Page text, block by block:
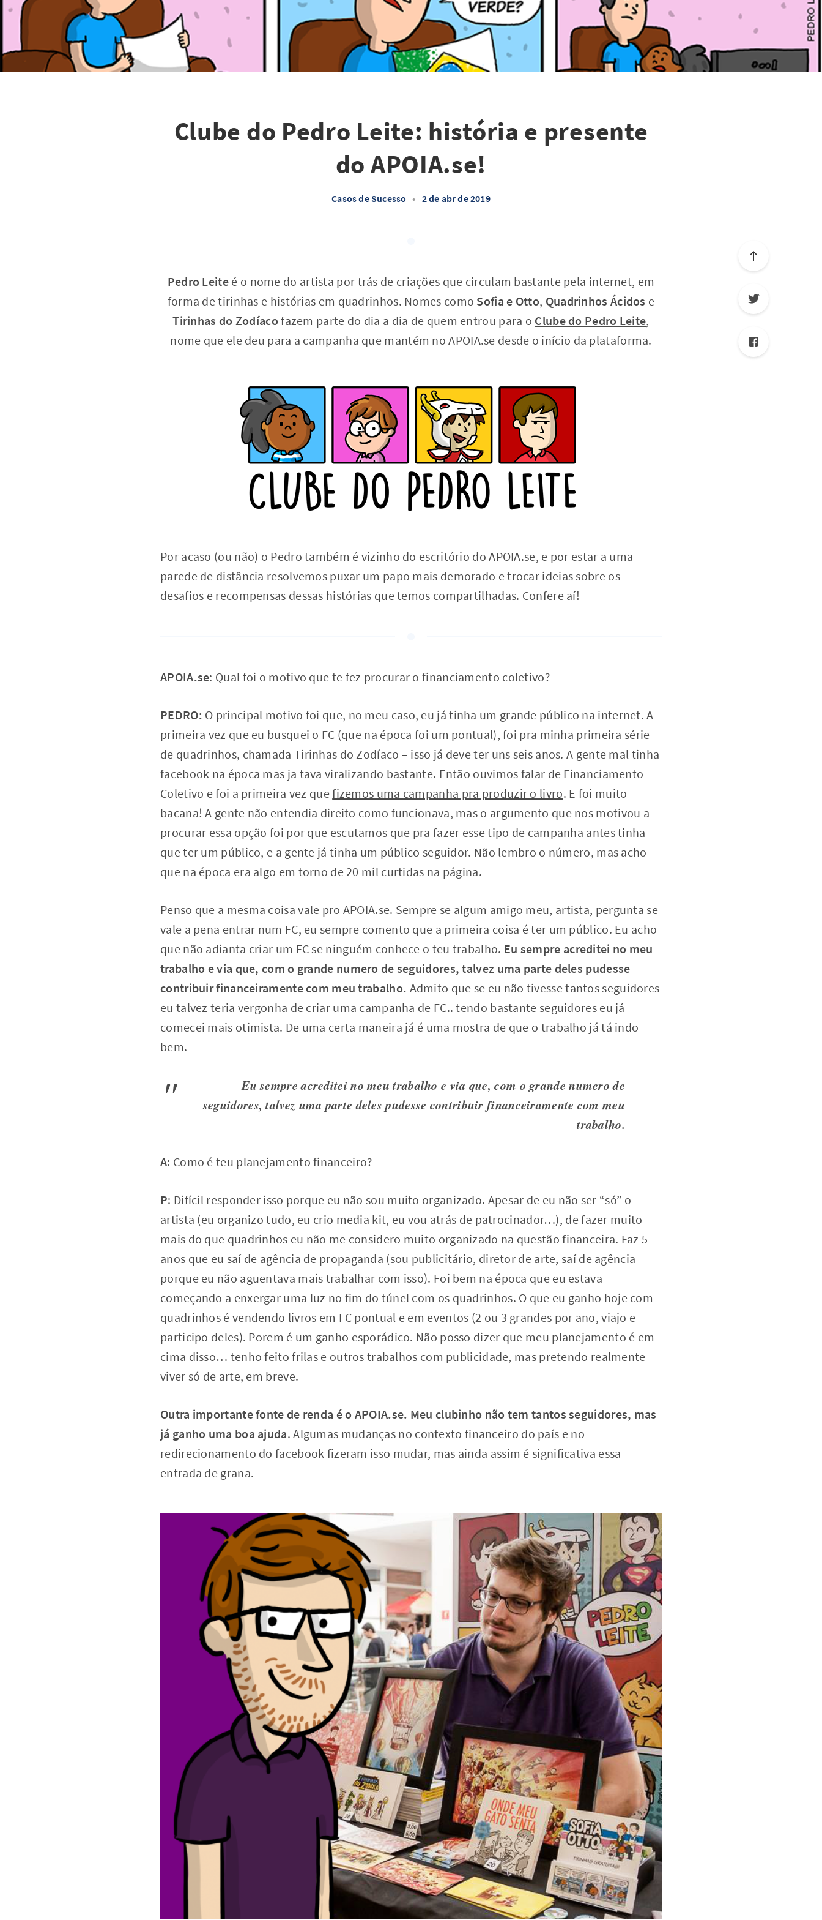
Clube do Pedro Leite: história e presente
do APOIA.se!
Casos de Sucesso • 2 de abr de 2019
Pedro Leite é o nome do artista por trás de criações que circulam bastante pela internet, em
forma de tirinhas e histórias em quadrinhos. Nomes como Sofia e Otto, Quadrinhos Ácidos e
Tirinhas do Zodíaco fazem parte do dia a dia de quem entrou para o Clube do Pedro Leite,
nome que ele deu para a campanha que mantém no APOIA.se desde o início da plataforma.
Por acaso (ou não) o Pedro também é vizinho do escritório do APOIA.se, e por estar a uma
parede de distância resolvemos puxar um papo mais demorado e trocar ideias sobre os
desafios e recompensas dessas histórias que temos compartilhadas. Confere aí!
APOIA.se: Qual foi o motivo que te fez procurar o financiamento coletivo?
PEDRO: O principal motivo foi que, no meu caso, eu já tinha um grande público na internet. A
primeira vez que eu busquei o FC (que na época foi um pontual), foi pra minha primeira série
de quadrinhos, chamada Tirinhas do Zodíaco – isso já deve ter uns seis anos. A gente mal tinha
facebook na época mas ja tava viralizando bastante. Então ouvimos falar de Financiamento
Coletivo e foi a primeira vez quefizemos uma campanha pra produzir o livro. E foi muito
bacana! A gente não entendia direito como funcionava, mas o argumento que nos motivou a
procurar essa opção foi por que escutamos que pra fazer esse tipo de campanha antes tinha
que ter um público, e a gente já tinha um público seguidor. Não lembro o número, mas acho
que na época era algo em torno de 20 mil curtidas na página.
Penso que a mesma coisa vale pro APOIA.se. Sempre se algum amigo meu, artista, pergunta se
vale a pena entrar num FC, eu sempre comento que a primeira coisa é ter um público. Eu acho
que não adianta criar um FC se ninguém conhece o teu trabalho. Eu sempre acreditei no meu
trabalho e via que, com o grande numero de seguidores, talvez uma parte deles pudesse
contribuir financeiramente com meu trabalho. Admito que se eu não tivesse tantos seguidores
eu talvez teria vergonha de criar uma campanha de FC.. tendo bastante seguidores eu já
comecei mais otimista. De uma certa maneira já é uma mostra de que o trabalho já tá indo
bem.
Eu sempre acreditei no meu trabalho e via que, com o grande numero de
seguidores, talvez uma parte deles pudesse contribuir financeiramente com meu
trabalho.
A: Como é teu planejamento financeiro?
P: Difícil responder isso porque eu não sou muito organizado. Apesar de eu não ser “só” o
artista (eu organizo tudo, eu crio media kit, eu vou atrás de patrocinador…), de fazer muito
mais do que quadrinhos eu não me considero muito organizado na questão financeira. Faz 5
anos que eu saí de agência de propaganda (sou publicitário, diretor de arte, saí de agência
porque eu não aguentava mais trabalhar com isso). Foi bem na época que eu estava
começando a enxergar uma luz no fim do túnel com os quadrinhos. O que eu ganho hoje com
quadrinhos é vendendo livros em FC pontual e em eventos (2 ou 3 grandes por ano, viajo e
participo deles). Porem é um ganho esporádico. Não posso dizer que meu planejamento é em
cima disso… tenho feito frilas e outros trabalhos com publicidade, mas pretendo realmente
viver só de arte, em breve.
Outra importante fonte de renda é o APOIA.se. Meu clubinho não tem tantos seguidores, mas
já ganho uma boa ajuda. Algumas mudanças no contexto financeiro do país e no
redirecionamento do facebook fizeram isso mudar, mas ainda assim é significativa essa
entrada de grana.